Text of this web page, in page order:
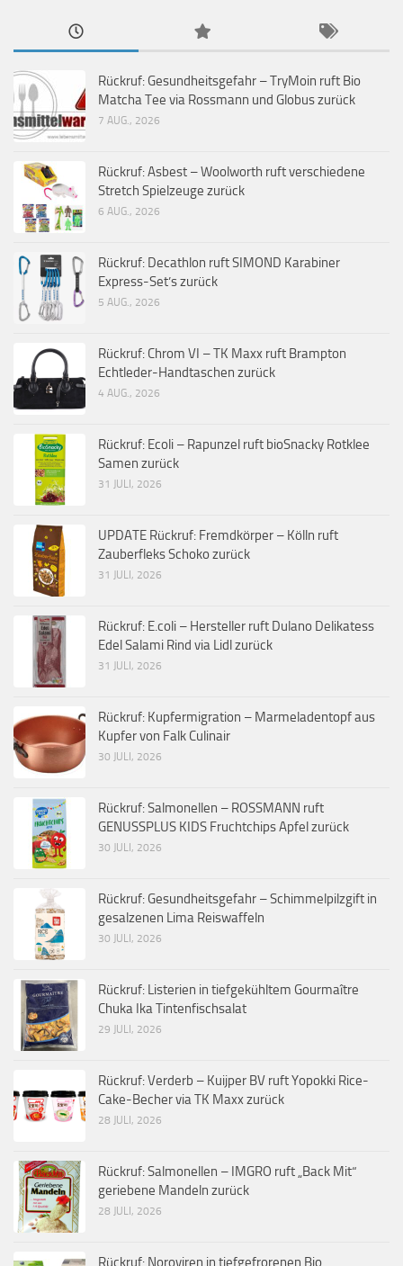
Rückruf: Gesundheitsgefahr – TryMoin ruft Bio
Matcha Tee via Rossmann und Globus zurück
7 AUG., 2026
Rückruf: Asbest – Woolworth ruft verschiedene
Stretch Spielzeuge zurück
6 AUG., 2026
Rückruf: Decathlon ruft SIMOND Karabiner
Express-Set’s zurück
5 AUG., 2026
Rückruf: Chrom VI – TK Maxx ruft Brampton
Echtleder-Handtaschen zurück
4 AUG., 2026
Rückruf: Ecoli – Rapunzel ruft bioSnacky Rotklee
Samen zurück
31 JULI, 2026
UPDATE Rückruf: Fremdkörper – Kölln ruft
Zauberfleks Schoko zurück
31 JULI, 2026
Rückruf: E.coli – Hersteller ruft Dulano Delikatess
Edel Salami Rind via Lidl zurück
31 JULI, 2026
Rückruf: Kupfermigration – Marmeladentopf aus
Kupfer von Falk Culinair
30 JULI, 2026
Rückruf: Salmonellen – ROSSMANN ruft
GENUSSPLUS KIDS Fruchtchips Apfel zurück
30 JULI, 2026
Rückruf: Gesundheitsgefahr – Schimmelpilzgift in
gesalzenen Lima Reiswaffeln
30 JULI, 2026
Rückruf: Listerien in tiefgekühltem Gourmaître
Chuka Ika Tintenfischsalat
29 JULI, 2026
Rückruf: Verderb – Kuijper BV ruft Yopokki Rice-
Cake-Becher via TK Maxx zurück
28 JULI, 2026
Rückruf: Salmonellen – IMGRO ruft „Back Mit“
geriebene Mandeln zurück
28 JULI, 2026
Rückruf: Noroviren in tiefgefrorenen Bio